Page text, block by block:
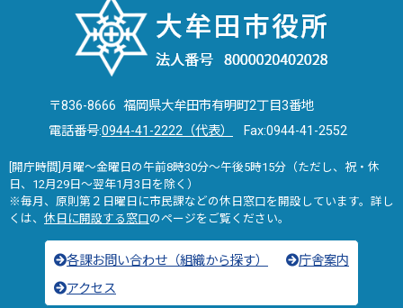
〒836-8666 福岡県大牟田市有明町2丁目3番地
電話番号:0944-41-2222（代表） Fax:0944-41-2552
[開庁時間]月曜～金曜日の午前8時30分～午後5時15分（ただし、祝・休
日、12月29日～翌年1月3日を除く）
※毎月、原則第２日曜日に市民課などの休日窓口を開設しています。詳し
くは、 休日に開設する窓口のページをご覧ください。
各課お問い合わせ（組織から探す）
庁舎案内
アクセス